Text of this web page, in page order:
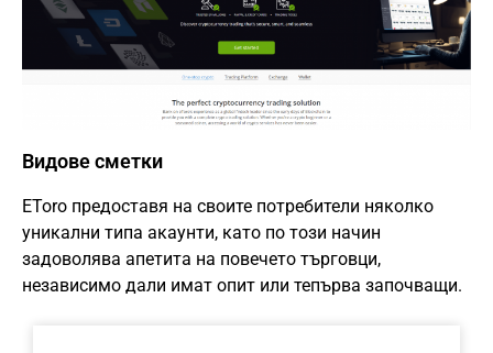
Видове сметки
EToro предоставя на своите потребители няколко
уникални типа акаунти, като по този начин
задоволява апетита на повечето търговци,
независимо дали имат опит или тепърва започващи.